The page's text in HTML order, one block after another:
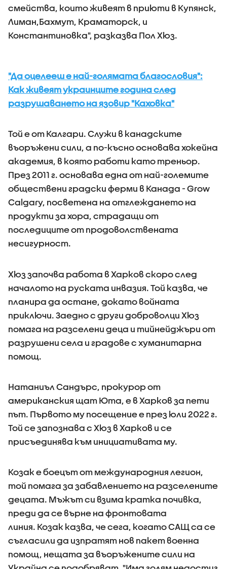
смейства, които живеят в приюти в Купянск,
Лиман,Бахмут, Краматорск, и
Константиновка", разказва Пол Хюз.
"Да оцелееш е най-голямата благословия":
Как живеят украинците година след
разрушаването на язовир "Каховка"
Той е от Калгари. Служи в канадските
въоръжени сили, а по-късно основава хокейна
академия, в която работи като треньор.
През 2011 г. основава една от най-големите
обществени градски ферми в Канада - Grow
Calgary, посветена на отглеждането на
продукти за хора, страдащи от
последиците от продоволствената
несигурност.
Хюз започва работа в Харков скоро след
началото на руската инвазия. Той казва, че
планира да остане, докато войната
приключи. Заедно с други доброволци Хюз
помага на разселени деца и тийнейджъри от
разрушени села и градове с хуманитарна
помощ.
Натаниъл Сандърс, прокурор от
американския щат Юта, е в Харков за пети
път. Първото му посещение е през юли 2022 г.
Той се запознава с Хюз в Харков и се
присъединява към инициативата му.
Козак е боецът от международния легион,
той помага за забавлението на разселените
децата. Мъжът си взима кратка почивка,
преди да се върне на фронтовата
линия. Козак казва, че сега, когато САЩ са се
съгласили да изпратят нов пакет военна
помощ, нещата за въоръжените сили на